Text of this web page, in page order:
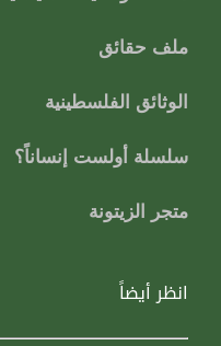
ملف حقائق
الوثائق الفلسطينية
سلسلة أولست إنساناً؟
متجر الزيتونة
انظر أيضاً